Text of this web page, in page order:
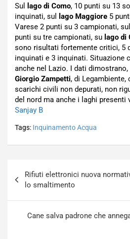
Sul
lago di Como, 10 punti su 13
inquinati, sul
lago Maggiore 5
Varese 2 punti su 3 campionati, sul
punti su tre campionati, su lago di
sono risultati fortemente critici, 5
inquinati e 3 inquinati. Situazione
anche nel Lazio. I dati
Giorgio Zampetti, di Legambiente,
scarichi civili non depurati, non
del nord ma anche i laghi presenti
Sanjay B
Tags: Inquinamento Acqua
articoli
Rifiuti elettronici nuova
lo smaltimento
Cane salva padrone che